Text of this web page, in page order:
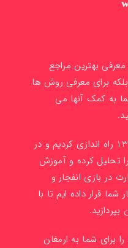
بهترین مراجع
برای معرفی روش ها
به کمک آنها می
ما این وب سایت را در سال 1398 راه اندازی کردیم و در
تحلیل کرده و آموزش
در بازی انفجار و
قرار داده ایم تا با
برای شما به ارمغان